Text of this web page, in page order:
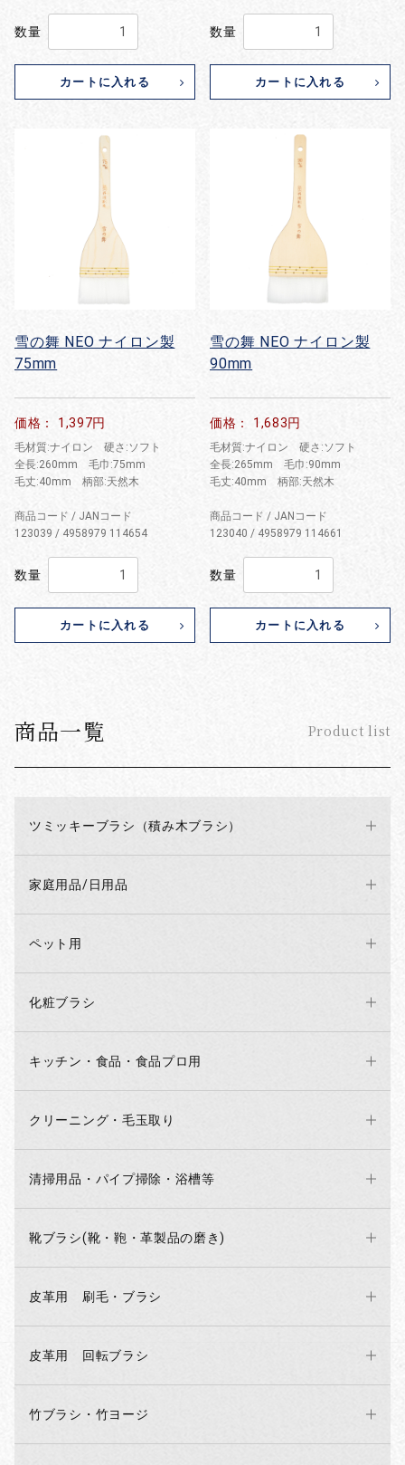
商品一覧 Product list
ツミッキーブラシ（積み木ブラシ）
家庭用品/日用品
ペット用
化粧ブラシ
キッチン・食品・食品プロ用
クリーニング・毛玉取り
清掃用品・パイプ掃除・浴槽等
靴ブラシ(靴・鞄・革製品の磨き)
皮革用 刷毛・ブラシ
皮革用 回転ブラシ
竹ブラシ・竹ヨージ
数量
カートに入れる
数量
カートに入れる
雪の舞 NEO ナイロン製
75mm
価格： 1,397円
毛材質:ナイロン 硬さ:ソフト
全長:260mm 毛巾:75mm
毛丈:40mm 柄部:天然木
商品コード / JANコード
123039 / 4958979 114654
数量
カートに入れる
雪の舞 NEO ナイロン製
90mm
価格： 1,683円
毛材質:ナイロン 硬さ:ソフト
全長:265mm 毛巾:90mm
毛丈:40mm 柄部:天然木
商品コード / JANコード
123040 / 4958979 114661
数量
カートに入れる